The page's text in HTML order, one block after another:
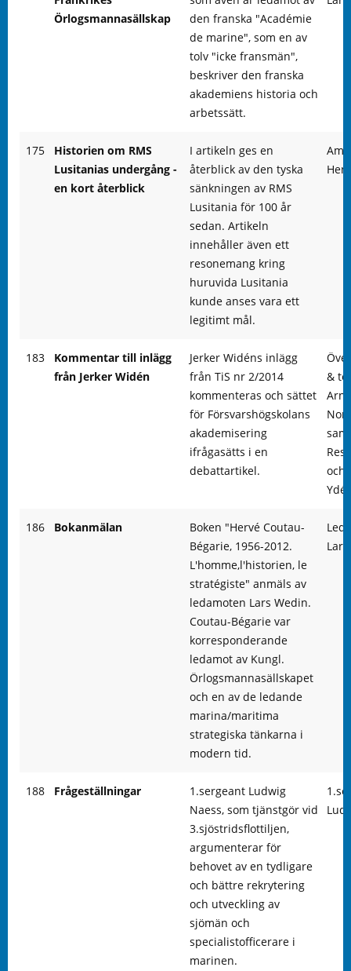
Örlogsmannasällskap
den franska "Académie
de marine", som en av
tolv "icke fransmän",
beskriver den franska
akademiens historia och
arbetssätt.
175
Historien om RMS
Lusitanias undergång -
en kort återblick
I artikeln ges en
återblick av den tyska
sänkningen av RMS
Lusitania för 100 år
sedan. Artikeln
innehåller även ett
resonemang kring
huruvida Lusitania
kunde anses vara ett
legitimt mål.
183
Kommentar till inlägg
från Jerker Widén
Jerker Widéns inlägg
från TiS nr 2/2014
kommenteras och sättet
för Försvarshögskolans
akademisering
ifrågasätts i en
debattartikel.
&
Arne
och
186 Bokanmälan
Boken "Hervé Coutau-
Bégarie, 1956-2012.
L'homme,l'historien, le
stratégiste" anmäls av
ledamoten Lars Wedin.
Coutau-Bégarie var
korresponderande
ledamot av Kungl.
Örlogsmannasällskapet
och en av de ledande
marina/maritima
strategiska tänkarna i
modern tid.
188 Frågeställningar
1.sergeant Ludwig
Naess, som tjänstgör vid
3.sjöstridsflottiljen,
argumenterar för
behovet av en tydligare
och bättre rekrytering
och utveckling av
sjömän och
specialistofficerare i
marinen.